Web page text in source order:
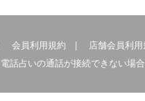
会員利用規約 | 店舗会員利
話占いの通話が接続できない場合